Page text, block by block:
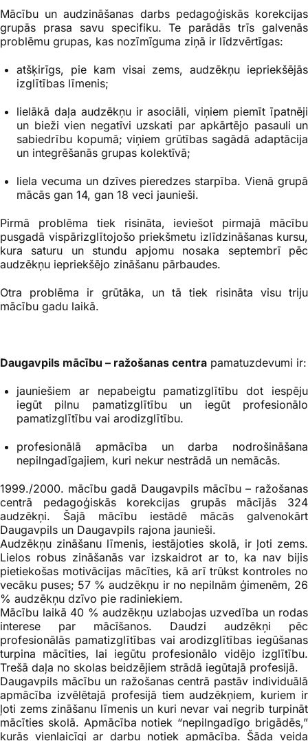
Mācību un audzināšanas darbs pedagoģiskās korekcijas
grupās prasa savu specifiku. Te parādās trīs galvenās
problēmu grupas, kas nozīmīguma ziņā ir līdzvērtīgas:
atšķirīgs, pie kam visai zems, audzēkņu iepriekšējās
izglītības līmenis;
lielākā daļa audzēkņu ir asociāli, viņiem piemīt īpatnēji
un bieži vien negatīvi uzskati par apkārtējo pasauli un
sabiedrību kopumā; viņiem grūtības sagādā adaptācija
un integrēšanās grupas kolektīvā;
liela vecuma un dzīves pieredzes starpība. Vienā grupā
mācās gan 14, gan 18 veci jaunieši.
Pirmā problēma tiek risināta, ieviešot pirmajā mācību
pusgadā vispārizglītojošo priekšmetu izlīdzināšanas kursu,
kura saturu un stundu apjomu nosaka septembrī pēc
audzēkņu iepriekšējo zināšanu pārbaudes.
Otra problēma ir grūtāka, un tā tiek risināta visu triju
mācību gadu laikā.
Daugavpils mācību – ražošanas centra pamatuzdevumi ir:
jauniešiem ar nepabeigtu pamatizglītību dot iespēju
iegūt pilnu pamatizglītību un iegūt profesionālo
pamatizglītību vai arodizglītību.
profesionālā apmācība un darba nodrošināšana
nepilngadīgajiem, kuri nekur nestrādā un nemācās.
1999./2000. mācību gadā Daugavpils mācību – ražošanas
centrā pedagoģiskās korekcijas grupās mācījās 324
audzēkņi. Šajā mācību iestādē mācās galvenokārt
Daugavpils un Daugavpils rajona jaunieši.
Audzēkņu zināšanu līmenis, iestājoties skolā, ir ļoti zems.
Lielos robus zināšanās var izskaidrot ar to, ka nav bijis
pietiekošas motivācijas mācīties, kā arī trūkst kontroles no
vecāku puses; 57 % audzēkņu ir no nepilnām ģimenēm, 26
% audzēkņu dzīvo pie radiniekiem.
Mācību laikā 40 % audzēkņu uzlabojas uzvedība un rodas
interese par mācīšanos. Daudzi audzēkņi pēc
profesionālās pamatizglītības vai arodizglītības iegūšanas
turpina mācīties, lai iegūtu profesionālo vidējo izglītību.
Trešā daļa no skolas beidzējiem strādā iegūtajā profesijā.
Daugavpils mācību un ražošanas centrā pastāv individuālā
apmācība izvēlētajā profesijā tiem audzēkņiem, kuriem ir
ļoti zems zināšanu līmenis un kuri nevar vai negrib turpināt
mācīties skolā. Apmācība notiek “nepilngadīgo brigādēs,”
kurās vienlaicīgi ar darbu notiek apmācība. Šāda veida